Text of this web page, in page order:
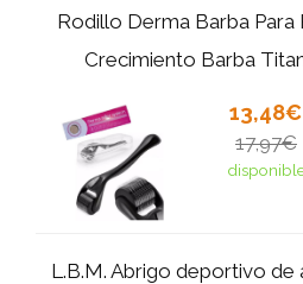
Rodillo Derma Barba Para
Crecimiento Barba
13,48€
17,97€
L.B.M. Abrigo deportivo de